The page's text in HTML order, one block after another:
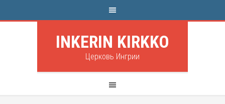
INKERIN KIRKKO
Церковь Ингрии